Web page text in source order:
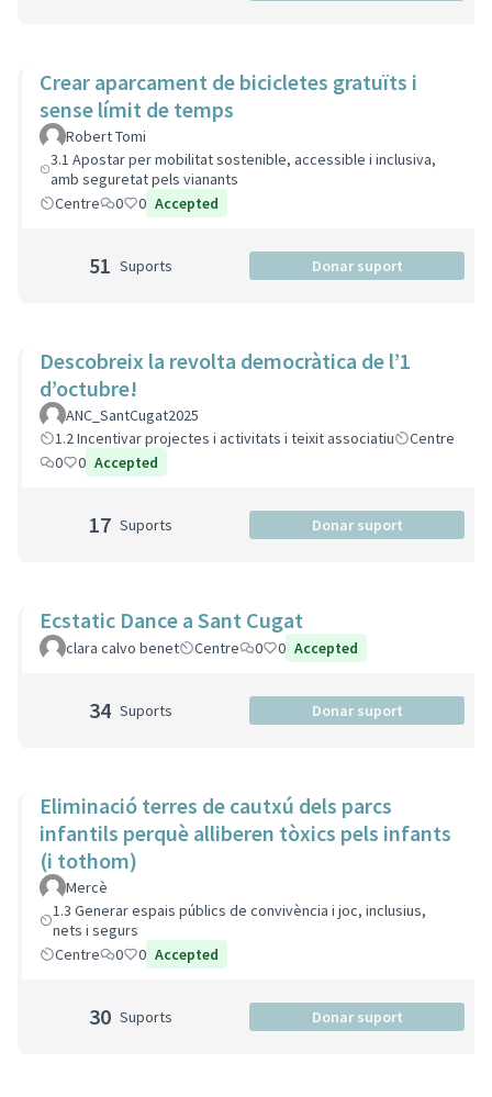
Crear aparcament de bicicletes gratuïts i
sense límit de temps
Robert Tomi
3.1 Apostar per mobilitat sostenible, accessible i inclusiva,
amb seguretat pels vianants
Centre
0 0 Accepted
51 Suports Donar suport
Descobreix la revolta democràtica de l’1
d’octubre!
ANC_SantCugat2025
1.2 Incentivar projectes i activitats i teixit associatiu
Centre
0
0 Accepted
17 Suports Donar suport
Ecstatic Dance a Sant Cugat
clara calvo benet Centre 0 0 Accepted
34 Suports Donar suport
Eliminació terres de cautxú dels parcs
infantils perquè alliberen tòxics pels infants
(i tothom)
Mercè
1.3 Generar espais públics de convivència i joc, inclusius,
nets i segurs
Centre
0 0 Accepted
30 Suports Donar suport